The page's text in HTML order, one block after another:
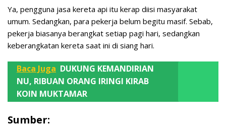
Ya, pengguna jasa kereta api itu kerap diisi masyarakat
umum. Sedangkan, para pekerja belum begitu masif. Sebab,
pekerja biasanya berangkat setiap pagi hari, sedangkan
keberangkatan kereta saat ini di siang hari.
Baca Juga DUKUNG KEMANDIRIAN
NU, RIBUAN ORANG IRINGI KIRAB
KOIN MUKTAMAR
Sumber: